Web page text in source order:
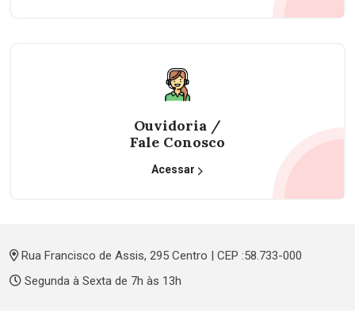
Ouvidoria /
Fale Conosco
Acessar
Rua Francisco de Assis, 295 Centro | CEP :58.733-000
Segunda à Sexta de 7h às 13h